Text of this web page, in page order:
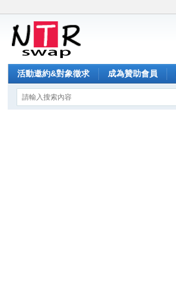
活動邀約&對象徵求 成為贊助會員